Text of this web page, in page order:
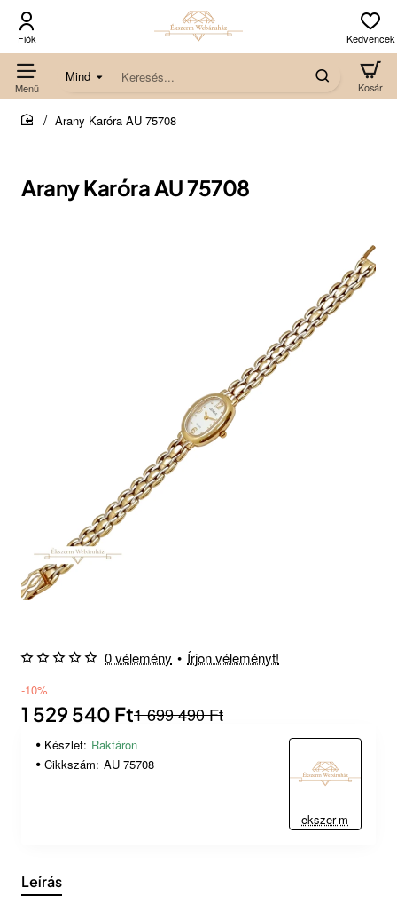
Mind
Keresés...
Arany Karóra AU 75708
Arany Karóra AU 75708
0 vélemény • Írjon véleményt!
-10%
1 529 540 Ft1 699 490 Ft
Készlet: Raktáron
Cikkszám: AU 75708
ekszer-m
Leírás